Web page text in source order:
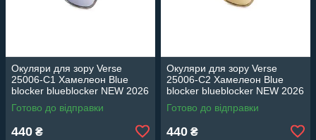
Окуляри для зору Verse
25006-C1 Хамелеон Blue
blocker blueblocker NEW 2026
Готово до відправки
440 ₴
Окуляри для зору Verse
25006-C2 Хамелеон Blue
blocker blueblocker NEW 2026
Готово до відправки
440 ₴